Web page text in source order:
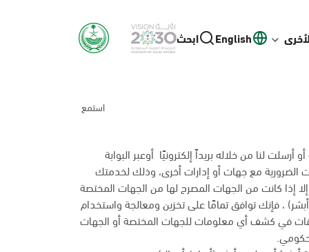
English ابحث
استمع
لنا من خلاله بريداً إلكترونيًا أوعبر البوابة
الضرورية مع جهات أو إدارات أخرى، وذلك لخدمتك
إذا كانت من الجهات المصرح لها من الجهات المختصة
، فإنك توافق تمامًا على تخزين ومعالجة واستخدام
في كشف أي معلومات للجهات المختصة أو الجهات
حكومي.